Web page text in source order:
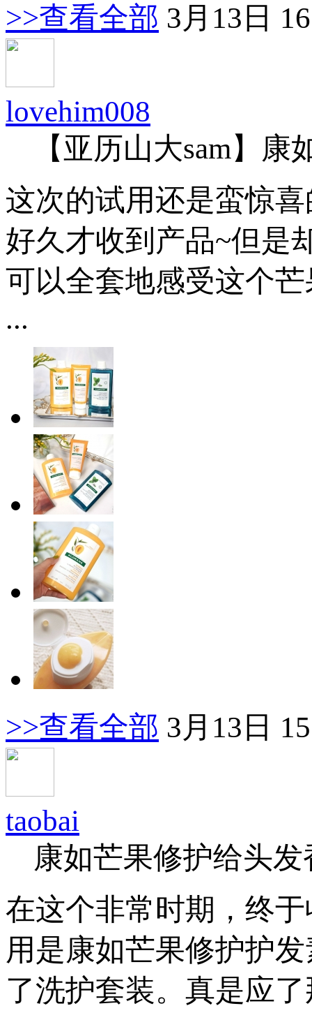
>>查看全部 3月13日
lovehim008
【亚历山大sam】
这次的试用还是蛮惊
好久才收到产品~但是
可以全套地感受这个
...
>>查看全部 3月13日
taobai
康如芒果修护给头
在这个非常时期，终
用是康如芒果修护护
了洗护套装。真是应